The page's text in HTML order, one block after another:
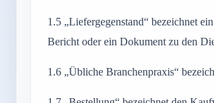
1.5 „Liefergegenstand“ bezeichnet
Bericht oder ein Dokument zu den
1.6 „Übliche Branchenpraxis“